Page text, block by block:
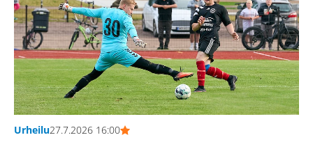
Urheilu27.7.2026 16:00